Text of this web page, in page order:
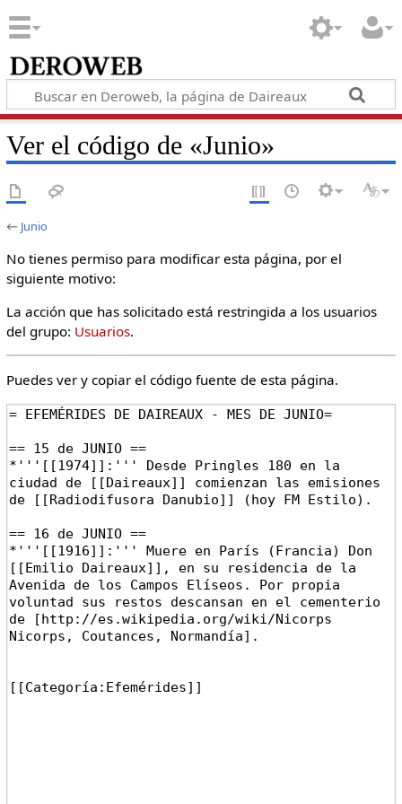
Ver el código de «Junio»
← Junio
No tienes permiso para modificar esta página, por el
siguiente motivo:
La acción que has solicitado está restringida a los usuarios
del grupo: Usuarios.
Puedes ver y copiar el código fuente de esta página.